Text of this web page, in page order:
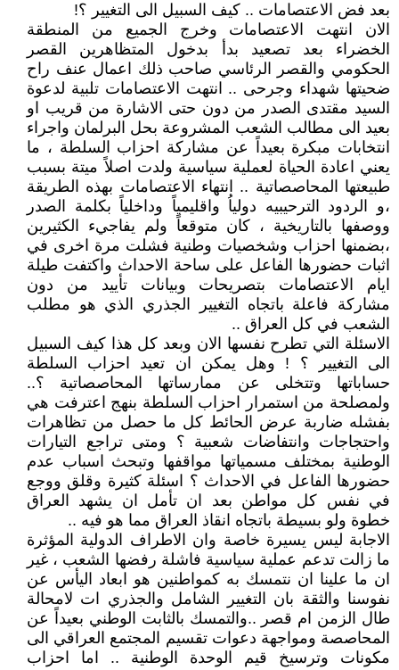
بعد فض الاعتصامات .. كيف السبيل الى التغيير ؟!
الان انتهت الاعتصامات وخرج الجميع من المنطقة
الخضراء بعد تصعيد بدأ بدخول المتظاهرين القصر
الحكومي والقصر الرئاسي صاحب ذلك اعمال عنف راح
ضحيتها شهداء وجرحى .. انتهت الاعتصامات تلبية لدعوة
السيد مقتدى الصدر من دون حتى الاشارة من قريب او
بعيد الى مطالب الشعب المشروعة بحل البرلمان واجراء
انتخابات مبكرة بعيداً عن مشاركة احزاب السلطة ، ما
يعني اعادة الحياة لعملية سياسية ولدت اصلاً ميتة بسبب
طبيعتها المحاصصاتية .. انتهاء الاعتصامات بهذه الطريقة
،و الردود الترحيبيه دولياُ واقليمياً وداخلياً بكلمة الصدر
ووصفها بالتاريخية ، كان متوقعاً ولم يفاجيء الكثيرين
،بضمنها احزاب وشخصيات وطنية فشلت مرة اخرى في
اثبات حضورها الفاعل على ساحة الاحداث واكتفت طيلة
ايام الاعتصامات بتصريحات وبيانات تأييد من دون
مشاركة فاعلة باتجاه التغيير الجذري الذي هو مطلب
الشعب في كل العراق ..
الاسئلة التي تطرح نفسها الان وبعد كل هذا كيف السبيل
الى التغيير ؟ ! وهل يمكن ان تعيد احزاب السلطة
حساباتها وتتخلى عن ممارساتها المحاصصاتية ؟..
ولمصلحة من استمرار احزاب السلطة بنهج اعترفت هي
بفشله ضاربة عرض الحائط كل ما حصل من تظاهرات
واحتجاجات وانتفاضات شعبية ؟ ومتى تراجع التيارات
الوطنية بمختلف مسمياتها مواقفها وتبحث اسباب عدم
حضورها الفاعل في الاحداث ؟ اسئلة كثيرة وقلق ووجع
في نفس كل مواطن بعد ان تأمل ان يشهد العراق
خطوة ولو بسيطة باتجاه انقاذ العراق مما هو فيه ..
الاجابة ليس يسيرة خاصة وان الاطراف الدولية المؤثرة
ما زالت تدعم عملية سياسية فاشلة رفضها الشعب ، غير
ان ما علينا ان نتمسك به كمواطنين هو ابعاد اليأس عن
نفوسنا والثقة بان التغيير الشامل والجذري ات لامحالة
طال الزمن ام قصر ..والتمسك بالثابت الوطني بعيداً عن
المحاصصة ومواجهة دعوات تقسيم المجتمع العراقي الى
مكونات وترسيخ قيم الوحدة الوطنية .. اما احزاب